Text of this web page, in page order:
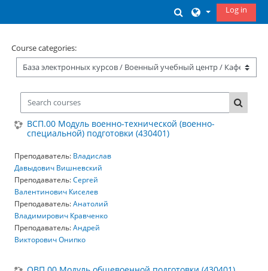
Toggle search
Log in
Course categories:
Search courses
Search
ВСП.00 Модуль военно-технической (военно-
специальной) подготовки (430401)
Преподаватель: Владислав
Давыдович Вишневский
Преподаватель:Сергей
Валентинович Киселев
Преподаватель:Анатолий
Владимирович Кравченко
Преподаватель:Андрей
Викторович Онипко